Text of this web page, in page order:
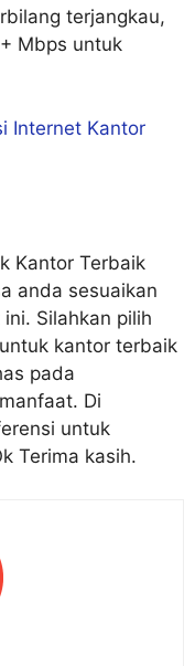
terjangkau,
Mbps untuk
Internet Kantor
Kantor Terbaik
anda sesuaikan
Silahkan pilih
kantor terbaik
pada
Di
untuk
Terima kasih.